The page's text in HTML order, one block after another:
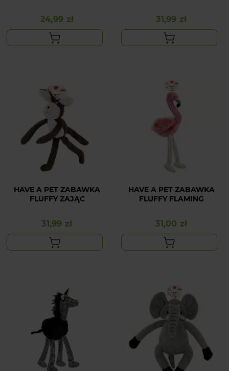
Cena
24,99 zł Cena
31,99 zł
HAVE A PET ZABAWKA
FLUFFY ZAJĄC
Cena
31,99 zł
HAVE A PET ZABAWKA
FLUFFY FLAMING
Cena
31,00 zł